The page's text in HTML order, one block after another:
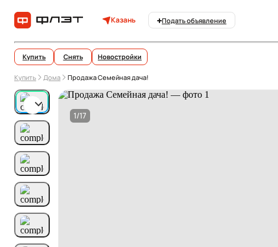
Казань Подать объявление
Купить Снять Новостройки
Купить Дома Продажа Семейная дача!
1/17